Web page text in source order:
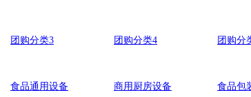
团购分类3 团购分类4 团购分
食品通用设备 商用厨房设备 食品包